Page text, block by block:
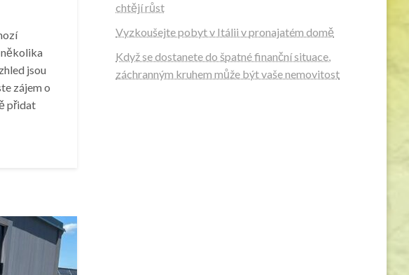
jsou
zájem o
přidat
chtějí růst
Vyzkoušejte pobyt v Itálii v pronajatém domě
Když se dostanete do špatné finanční situace,
záchranným kruhem může být vaše nemovitost